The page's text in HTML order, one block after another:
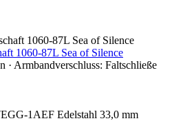
1060-87L Sea of Silence
· Armbandverschluss: Faltschließe